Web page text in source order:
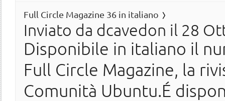
Full Circle Magazine 36 in italiano
Inviato da dcavedon il 28
Disponibile in italiano il
Full Circle Magazine, la
Comunità Ubuntu.É